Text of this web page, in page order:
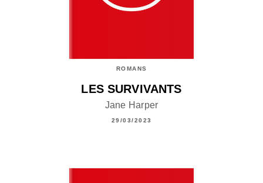
ROMANS
LES SURVIVANTS
Jane Harper
29/03/2023